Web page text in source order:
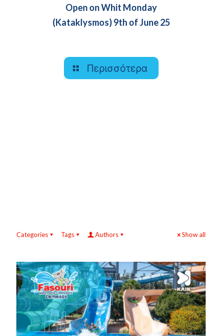
Open on Whit Monday
(Kataklysmos) 9th of June 25
Περισσότερα
Categories Tags Authors Show all